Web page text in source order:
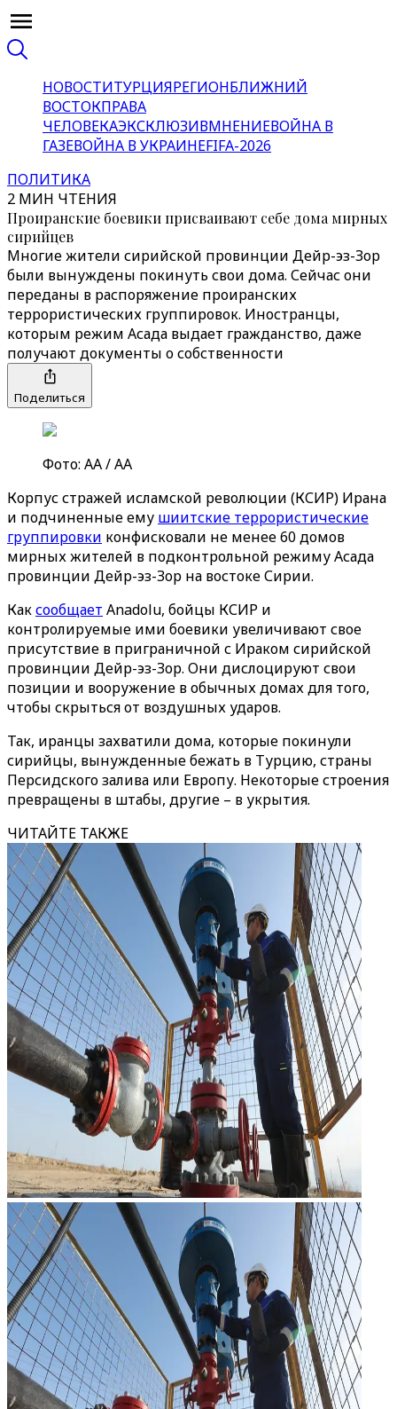
НОВОСТИТУРЦИЯРЕГИОНБЛИЖНИЙ
ВОСТОКПРАВА
ЧЕЛОВЕКАЭКСКЛЮЗИВМНЕНИЕВОЙНА В
ГАЗЕВОЙНА В УКРАИНЕFIFA-2026
ПОЛИТИКА
2 МИН ЧТЕНИЯ
Проиранские боевики присваивают себе дома мирных
сирийцев
Многие жители сирийской провинции Дейр-эз-Зор
были вынуждены покинуть свои дома. Сейчас они
переданы в распоряжение проиранских
террористических группировок. Иностранцы,
которым режим Асада выдает гражданство, даже
получают документы о собственности
Поделиться
Фото: AA / AA
Корпус стражей исламской революции (КСИР) Ирана
и подчиненные ему шиитские террористические
группировки конфисковали не менее 60 домов
мирных жителей в подконтрольной режиму Асада
провинции Дейр-эз-Зор на востоке Сирии.
Каксообщает Anadolu, бойцы КСИР и
контролируемые ими боевики увеличивают свое
присутствие в приграничной с Ираком сирийской
провинции Дейр-эз-Зор. Они дислоцируют свои
позиции и вооружение в обычных домах для того,
чтобы скрыться от воздушных ударов.
Так, иранцы захватили дома, которые покинули
сирийцы, вынужденные бежать в Турцию, страны
Персидского залива или Европу. Некоторые строения
превращены в штабы, другие – в укрытия.
ЧИТАЙТЕ ТАКЖЕ